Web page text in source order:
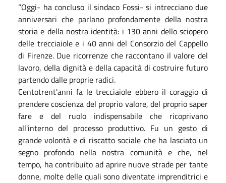
“Oggi- ha concluso il sindaco Fossi- si intrecciano due
anniversari che parlano profondamente della nostra
storia e della nostra identità: i 130 anni dello sciopero
delle trecciaiole e i 40 anni del Consorzio del Cappello
di Firenze. Due ricorrenze che raccontano il valore del
lavoro, della dignità e della capacità di costruire futuro
partendo dalle proprie radici.
Centotrent'anni fa le trecciaiole ebbero il coraggio di
prendere coscienza del proprio valore, del proprio saper
fare e del ruolo indispensabile che ricoprivano
all'interno del processo produttivo. Fu un gesto di
grande volontà e di riscatto sociale che ha lasciato un
segno profondo nella nostra comunità e che, nel
tempo, ha contribuito ad aprire nuove strade per tante
donne, molte delle quali sono diventate imprenditrici e